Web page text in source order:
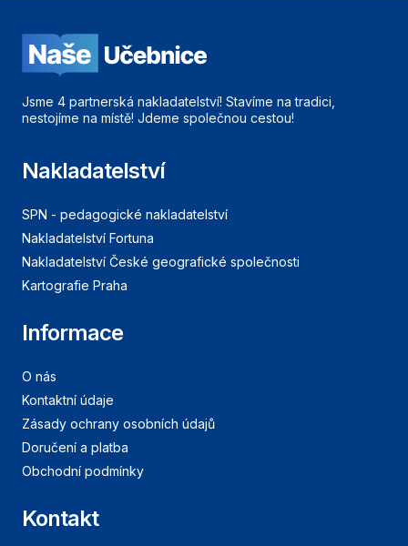
Jsme 4 partnerská nakladatelství! Stavíme na tradici,
nestojíme na místě! Jdeme společnou cestou!
Nakladatelství
SPN - pedagogické nakladatelství
Nakladatelství Fortuna
Nakladatelství České geografické společnosti
Kartografie Praha
Informace
O nás
Kontaktní údaje
Zásady ochrany osobních údajů
Doručení a platba
Obchodní podmínky
Kontakt